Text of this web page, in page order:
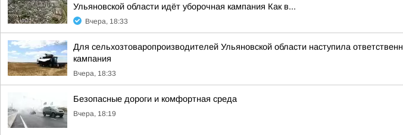
Ульяновской области идёт уборочная кампания Как в...
Вчера, 18:33
Для сельхозтоваропроизводителей Ульяновской области наступила
кампания
Вчера, 18:33
Безопасные дороги и комфортная среда
Вчера, 18:19